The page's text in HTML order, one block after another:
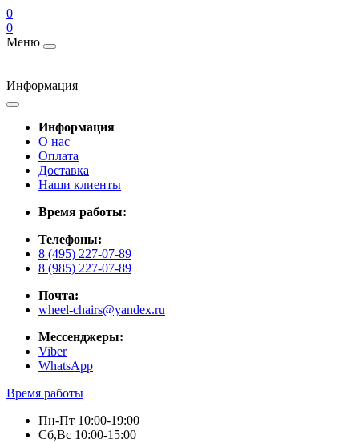
0
0
Меню
Информация
Информация
О нас
Оплата
Доставка
Наши клиенты
Время работы:
Телефоны:
8 (495) 227-07-89
8 (985) 227-07-89
Почта:
wheel-chairs@yandex.ru
Мессенджеры:
Viber
WhatsApp
Время работы
Пн-Пт 10:00-19:00
Сб,Вс 10:00-15:00